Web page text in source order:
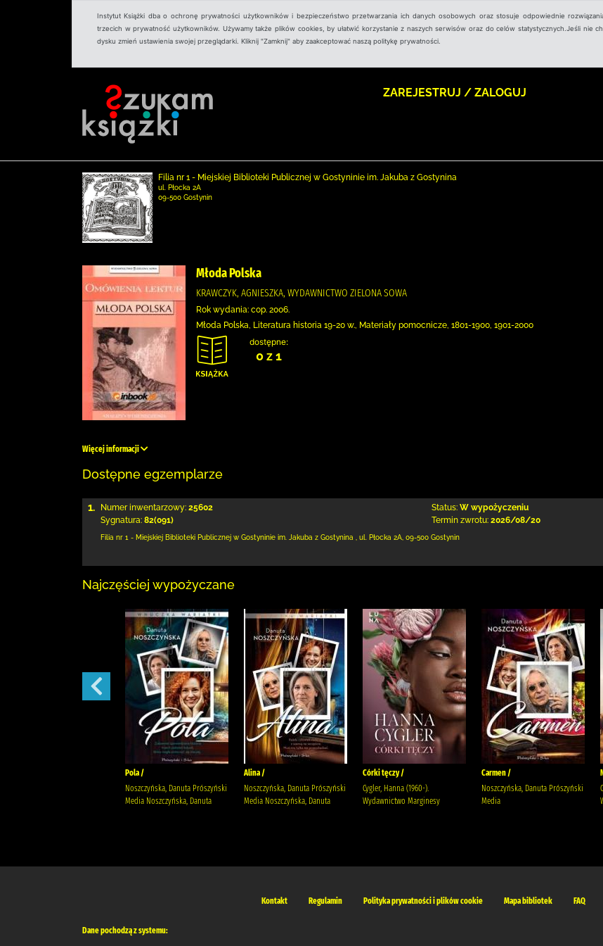
Instytut Książki dba o ochronę prywatności użytkowników i bezpieczeństwo przetwarzania ich danych osobowych oraz stosuje odpowiednie
trzecich w prywatność użytkowników. Używamy także plików cookies, by ułatwić korzystanie z naszych serwisów oraz do celów statystycznych.Jeśli nie
dysku zmień ustawienia swojej przeglądarki. Kliknij "Zamknij" aby zaakceptować naszą politykę prywatności.
ZAREJESTRUJ / ZALOGUJ
Filia nr 1 - Miejskiej Biblioteki Publicznej w Gostyninie im. Jakuba z Gostynina
ul. Płocka 2A
09-500 Gostynin
Młoda Polska
KRAWCZYK, AGNIESZKA, WYDAWNICTWO ZIELONA SOWA
Rok wydania: cop. 2006.
Młoda Polska, Literatura historia 19-20 w., Materiały pomocnicze, 1801-1900, 1901-2000
dostępne:
0 z 1
Więcej informacji
Dostępne egzemplarze
1. Numer inwentarzowy: 25602
Sygnatura: 82(091)
Status: W wypożyczeniu
Termin zwrotu: 2026/08/20
Filia nr 1 - Miejskiej Biblioteki Publicznej w Gostyninie im. Jakuba z Gostynina ul. Płocka 2A 09-500 Gostynin
Najczęściej wypożyczane
Pola /
Noszczyńska, Danuta Prószyński
Media Noszczyńska, Danuta
Alina /
Noszczyńska, Danuta Prószyński
Media Noszczyńska, Danuta
Córki tęczy /
Cygler, Hanna (1960-).
Wydawnictwo Marginesy
Carmen /
Noszczyńska, Danuta Prószyński
Media
Kontakt Regulamin Polityka prywatności i plików cookie Mapa bibliotek FAQ
Dane pochodzą z systemu: